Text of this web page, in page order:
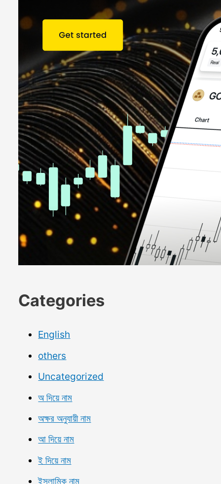
Categories
English
others
Uncategorized
অ দিয়ে নাম
অক্ষর অনুযায়ী নাম
আ দিয়ে নাম
ই দিয়ে নাম
ইসলামিক নাম